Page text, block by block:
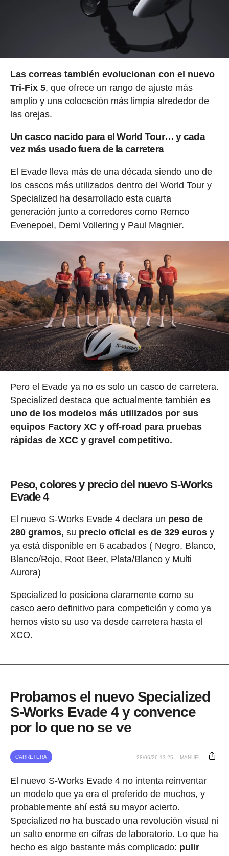
Las correas también evolucionan con el nuevo
Tri-Fix 5, que ofrece un rango de ajuste más
amplio y una colocación más limpia alrededor de
las orejas.
Un casco nacido para el World Tour… y cada
vez más usado fuera de la carretera
El Evade lleva más de una década siendo uno de
los cascos más utilizados dentro del World Tour y
Specialized ha desarrollado esta cuarta
generación junto a corredores como Remco
Evenepoel, Demi Vollering y Paul Magnier.
Pero el Evade ya no es solo un casco de carretera.
Specialized destaca que actualmente también es
uno de los modelos más utilizados por sus
equipos Factory XC y off-road para pruebas
rápidas de XCC y gravel competitivo.
Peso, colores y precio del nuevo S-Works
Evade 4
El nuevo S-Works Evade 4 declara un peso de
280 gramos, su precio oficial es de 329 eurosy
ya está disponible en 6 acabados ( Negro, Blanco,
Blanco/Rojo, Root Beer, Plata/Blanco y Multi
Aurora)
Specialized lo posiciona claramente como su
casco aero definitivo para competición y como ya
hemos visto su uso va desde carretera hasta el
XCO.
Probamos el nuevo Specialized
S-Works Evade 4 y convence
por lo que no se ve
CARRETERA 28/06/26 13:25 MANUEL
El nuevo S-Works Evade 4 no intenta reinventar
un modelo que ya era el preferido de muchos, y
probablemente ahí está su mayor acierto.
Specialized no ha buscado una revolución visual ni
un salto enorme en cifras de laboratorio. Lo que ha
hecho es algo bastante más complicado: pulir